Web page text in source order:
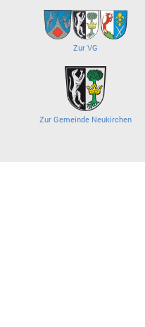
Zur VG
Zur Gemeinde Neukirchen